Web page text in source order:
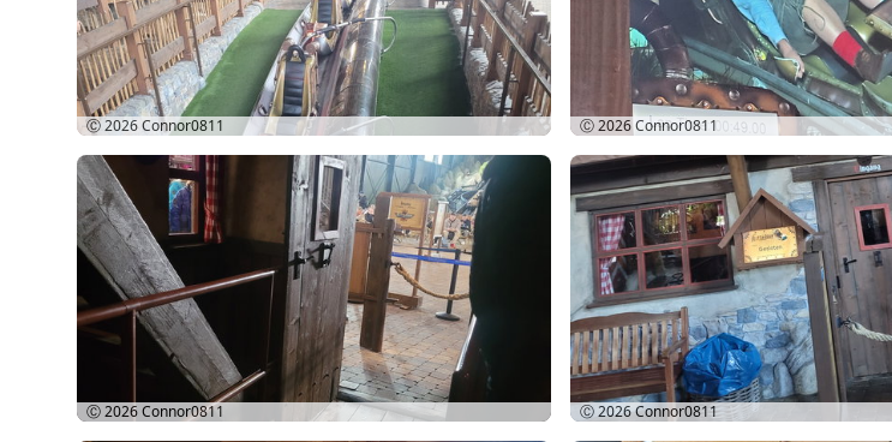
Ⓒ 2026Connor0811 Ⓒ 2026Connor0811
Ⓒ 2026Connor0811 Ⓒ 2026Connor0811